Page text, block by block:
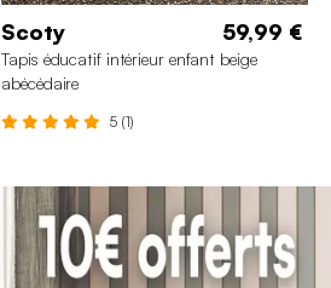
160 x 230 cm 120 x 160 cm
Scoty 59,99 €
Tapis éducatif intérieur enfant beige
abécédaire
5 (1)